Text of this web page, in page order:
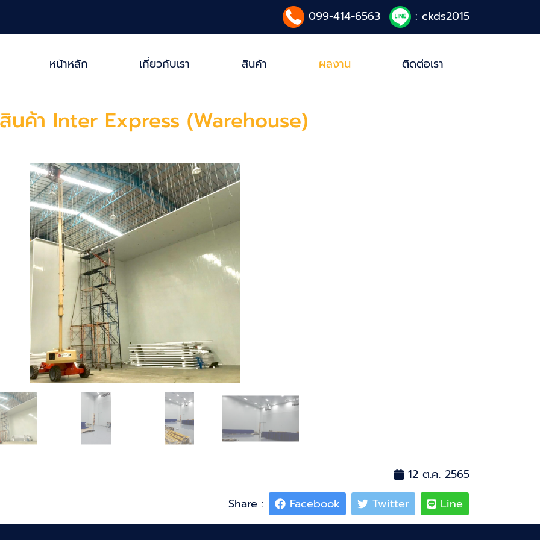
099-414-6563 : ckds2015
หน้าหลัก เกี่ยวกับเรา สินค้า ผลงาน ติดต่อเรา
นค้า Inter Express (Warehouse)
12 ต.ค. 2565
Share :
Facebook Twitter Line